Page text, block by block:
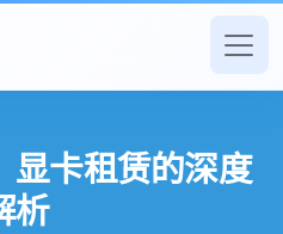
显卡租赁的深度
析